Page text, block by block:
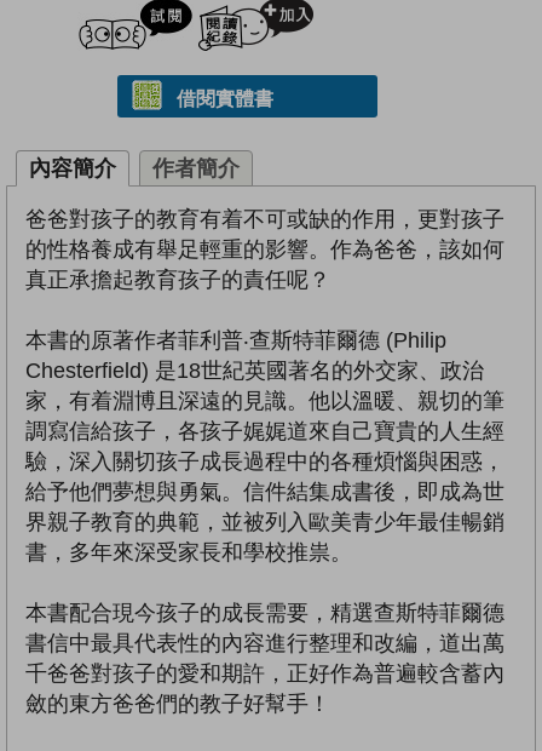
試閲
借閱實體書
內容簡介 作者簡介
爸爸對孩子的教育有着不可或缺的作用，更對孩子
的性格養成有舉足輕重的影響。作為爸爸，該如何
真正承擔起教育孩子的責任呢？
本書的原著作者菲利普‧查斯特菲爾德 (Philip
Chesterfield) 是18世紀英國著名的外交家、政治
家，有着淵博且深遠的見識。他以溫暖、親切的筆
調寫信給孩子，各孩子娓娓道來自己寶貴的人生經
驗，深入關切孩子成長過程中的各種煩惱與困惑，
給予他們夢想與勇氣。信件結集成書後，即成為世
界親子教育的典範，並被列入歐美青少年最佳暢銷
書，多年來深受家長和學校推祟。
本書配合現今孩子的成長需要，精選查斯特菲爾德
書信中最具代表性的內容進行整理和改編，道出萬
千爸爸對孩子的愛和期許，正好作為普遍較含蓄內
斂的東方爸爸們的教子好幫手！